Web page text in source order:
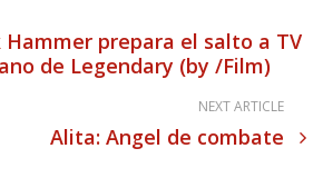
Hammer prepara el salto a TV
de Legendary (by /Film)
NEXT ARTICLE
Alita: Angel de combate